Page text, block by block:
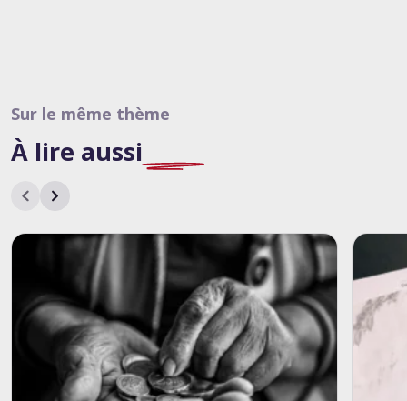
Sur le même thème
À lire aussi